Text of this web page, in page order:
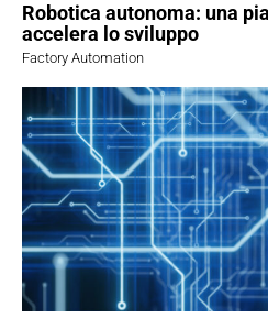
Robotica autonoma: una
accelera lo sviluppo
Factory Automation